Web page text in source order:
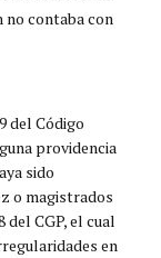
no contaba con
del Código
providencia
sido
o magistrados
CGP, el cual
en